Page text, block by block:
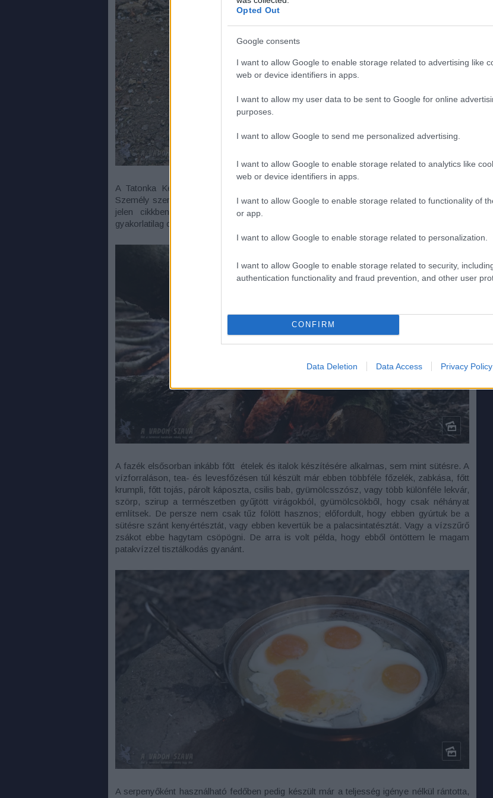
Opted Out
Google consents
I want to allow Google to enable storage related to advertising like
web or device identifiers in apps.
I want to allow my user data to be sent to Google for online
purposes.
I want to allow Google to send me personalized advertising.
I want to allow Google to enable storage related to analytics like
web or device identifiers in apps.
I want to allow Google to enable storage related to functionality of
or app.
I want to allow Google to enable storage related to personalization.
I want to allow Google to enable storage related to security,
authentication functionality and fraud prevention, and other user
CONFIRM
Data Deletion Data Access Privacy Policy
A Tatonka Kettle négy méretben létezik, 4, 2,5 valamint 1,6 és 1 literes változatban.
Személy szerint a két nagyobbat használtam rengeteget, így elsősorban ezekről szólok a
jelen cikkben.
Bár ez a típus természetesen kempingfőzővel is használható, mi
gyakorlatilag csak tábortűzön alkalmazzuk, így az alábbiak is ilyen felhasználásról szólnak.
A fazék elsősorban inkább főtt ételek és italok készítésére alkalmas, sem mint sütésre. A
vízforraláson, tea- és levesfőzésen túl készült már ebben többféle főzelék, zabkása, főtt
krumpli, főtt tojás, párolt káposzta, csilis bab, gyümölcsszósz, vagy több különféle lekvár,
szörp, szirup a természetben gyűjtött virágokból, gyümölcsökből, hogy csak néhányat
említsek. De persze nem csak tűz fölött hasznos; előfordult, hogy ebben gyúrtuk be a
sütésre szánt kenyértésztát, vagy ebben kevertük be a palacsintatésztát. Vagy a vízszűrő
zsákot ebbe hagytam csöpögni. De arra is volt példa, hogy ebből öntöttem le magam
patakvízzel tisztálkodás gyanánt.
A serpenyőként használható fedőben pedig készült már a teljesség igénye nélkül rántotta,